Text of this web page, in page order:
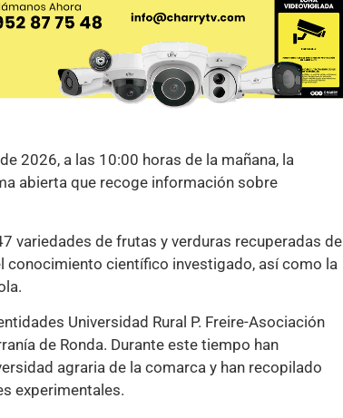
2026, a las 10:00 horas de la mañana, la
abierta que recoge información sobre
variedades de frutas y verduras recuperadas de
conocimiento científico investigado, así como la
Universidad Rural P. Freire-Asociación
de Ronda. Durante este tiempo han
agraria de la comarca y han recopilado
experimentales.